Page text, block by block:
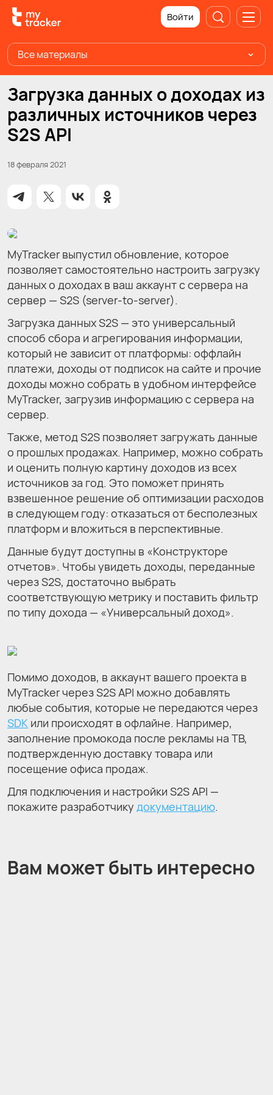
Войти
Все материалы
Загрузка данных о доходах из
различных источников через
S2S API
18 февраля 2021
MyTracker выпустил обновление, которое
позволяет самостоятельно настроить загрузку
данных о доходах в ваш аккаунт с сервера на
сервер — S2S (server-to-server).
Загрузка данных S2S — это универсальный
способ сбора и агрегирования информации,
который не зависит от платформы: оффлайн
платежи, доходы от подписок на сайте и прочие
доходы можно собрать в удобном интерфейсе
MyTracker, загрузив информацию с сервера на
сервер.
Также, метод S2S позволяет загружать данные
о прошлых продажах. Например, можно собрать
и оценить полную картину доходов из всех
источников за год. Это поможет принять
взвешенное решение об оптимизации расходов
в следующем году: отказаться от бесполезных
платформ и вложиться в перспективные.
Данные будут доступны в «Конструкторе
отчетов». Чтобы увидеть доходы, переданные
через S2S, достаточно выбрать
соответствующую метрику и поставить фильтр
по типу дохода — «Универсальный доход».
Помимо доходов, в аккаунт вашего проекта в
MyTracker через S2S API можно добавлять
любые события, которые не передаются через
SDK или происходят в офлайне. Например,
заполнение промокода после рекламы на ТВ,
подтвержденную доставку товара или
посещение офиса продаж.
Для подключения и настройки S2S API —
покажите разработчику документацию.
Вам может быть интересно